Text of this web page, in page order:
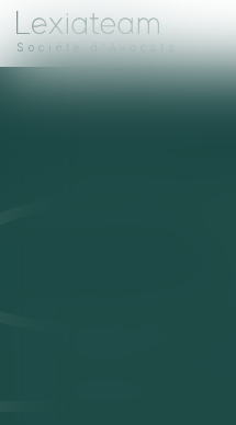
Société d'Avocats